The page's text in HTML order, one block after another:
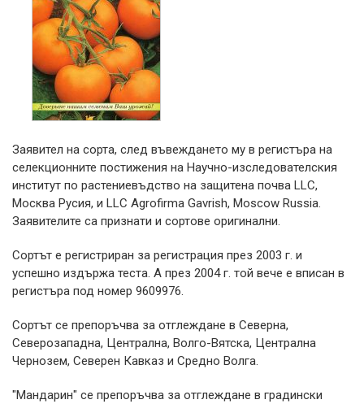
Заявител на сорта, след въвеждането му в регистъра на
селекционните постижения на Научно-изследователския
институт по растениевъдство на защитена почва LLC,
Москва Русия, и LLC Agrofirma Gavrish, Moscow Russia.
Заявителите са признати и сортове оригинални.
Сортът е регистриран за регистрация през 2003 г. и
успешно издържа теста. А през 2004 г. той вече е вписан в
регистъра под номер 9609976.
Сортът се препоръчва за отглеждане в Северна,
Северозападна, Централна, Волго-Вятска, Централна
Чернозем, Северен Кавказ и Средно Волга.
"Мандарин" се препоръчва за отглеждане в градински